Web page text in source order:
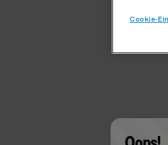
Cookie-